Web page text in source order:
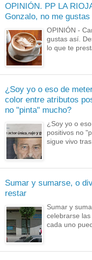
OPINIÓN. PP LA
Gonzalo, no me
OPINIÓN -
gustas así.
lo que te
¿Soy yo o eso de
color entre atributos
no "pinta" mucho?
¿Soy yo o
positivos no
sigue vivo
Sumar y sumarse, o
restar
Sumar y
celebrarse
cada uno